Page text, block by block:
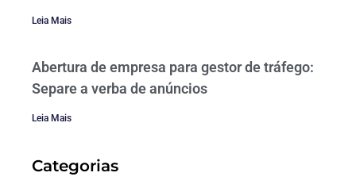
Leia Mais
Abertura de empresa para gestor de tráfego:
Separe a verba de anúncios
Leia Mais
Categorias